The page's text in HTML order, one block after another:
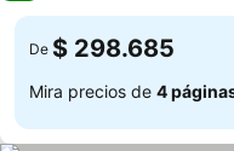
De $ 298.685
Mira precios de 4